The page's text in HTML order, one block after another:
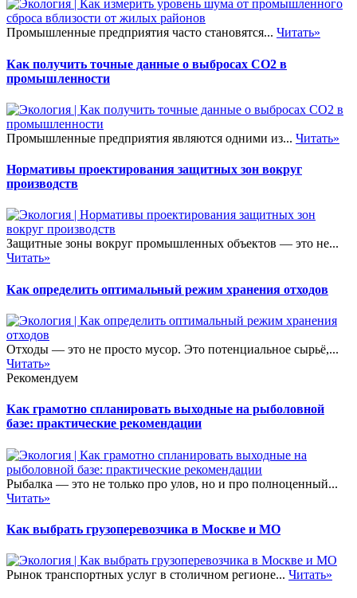
Промышленные предприятия часто становятся... Читать»
Как получить точные данные о выбросах CO2 в
промышленности
Промышленные предприятия являются одними из... Читать»
Нормативы проектирования защитных зон вокруг
производств
Защитные зоны вокруг промышленных объектов — это не...
Читать»
Как определить оптимальный режим хранения отходов
Отходы — это не просто мусор. Это потенциальное сырьё,...
Читать»
Рекомендуем
Как грамотно спланировать выходные на рыболовной
базе: практические рекомендации
Рыбалка — это не только про улов, но и про полноценный...
Читать»
Как выбрать грузоперевозчика в Москве и МО
Рынок транспортных услуг в столичном регионе... Читать»